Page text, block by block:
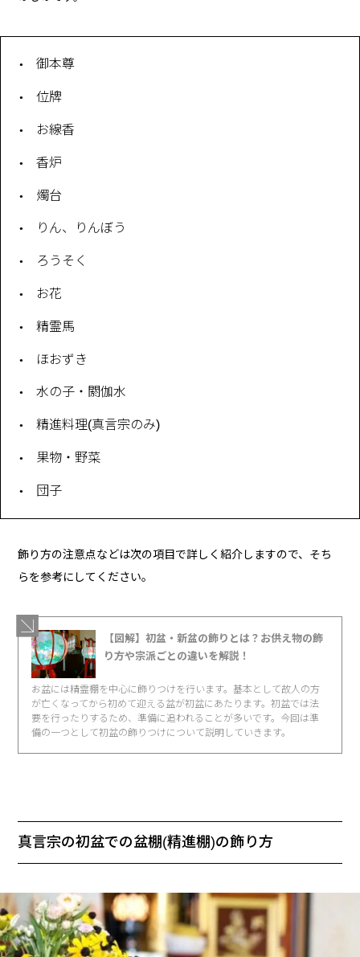
御本尊
位牌
お線香
香炉
燭台
りん、りんぼう
ろうそく
お花
精霊馬
ほおずき
水の子・閼伽水
精進料理(真言宗のみ)
果物・野菜
団子
飾り方の注意点などは次の項目で詳しく紹介しますので、そち
らを参考にしてください。
【図解】初盆・新盆の飾りとは？お供え物の飾
り方や宗派ごとの違いを解説！
お盆には精霊棚を中心に飾りつけを行います。基本として故人の方
が亡くなってから初めて迎える盆が初盆にあたります。初盆では法
要を行ったりするため、準備に追われることが多いです。今回は準
備の一つとして初盆の飾りつけについて説明していきます。
真言宗の初盆での盆棚(精進棚)の飾り方